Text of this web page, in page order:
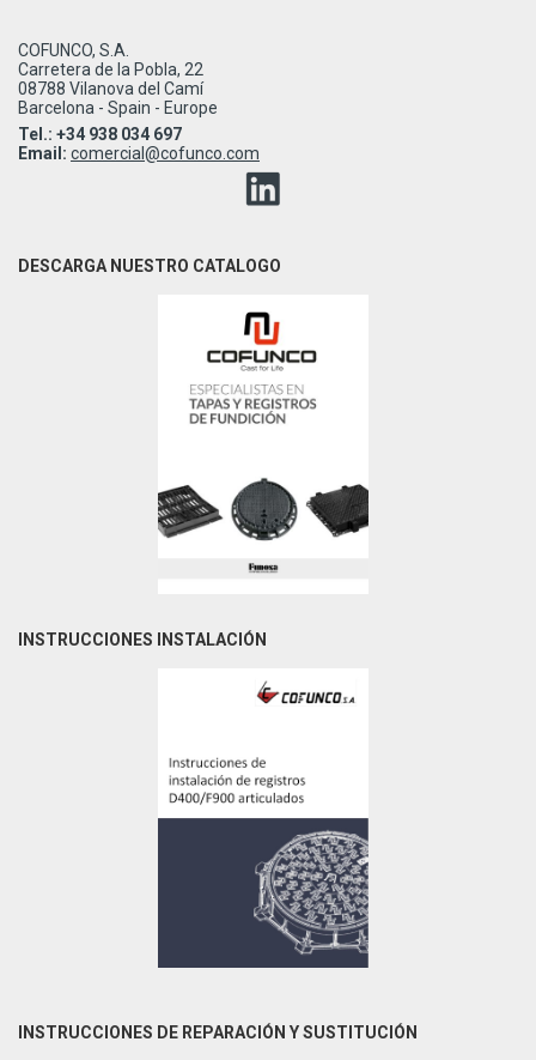
COFUNCO, S.A.
Carretera de la Pobla, 22
08788 Vilanova del Camí
Barcelona - Spain - Europe
Tel.: +34 938 034 697
Email: comercial@cofunco.com
DESCARGA NUESTRO CATALOGO
INSTRUCCIONES INSTALACIÓN
INSTRUCCIONES DE REPARACIÓN Y SUSTITUCIÓN